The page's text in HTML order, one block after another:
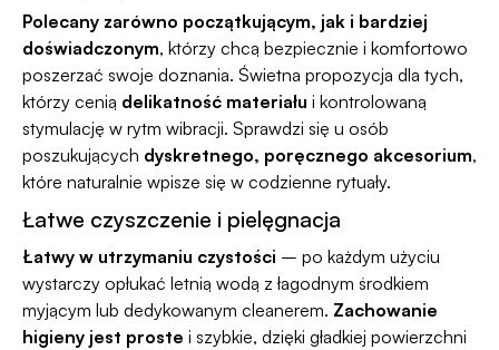
Polecany zarówno początkującym, jak i bardziej
doświadczonym, którzy chcą bezpiecznie i komfortowo
poszerzać swoje doznania. Świetna propozycja dla tych,
którzy cenią delikatność materiału i kontrolowaną
stymulację w rytm wibracji. Sprawdzi się u osób
poszukujących dyskretnego, poręcznego akcesorium,
które naturalnie wpisze się w codzienne rytuały.
Łatwe czyszczenie i pielęgnacja
Łatwy w utrzymaniu czystości – po każdym użyciu
wystarczy opłukać letnią wodą z łagodnym środkiem
myjącym lub dedykowanym cleanerem. Zachowanie
higieny jest proste i szybkie, dzięki gładkiej powierzchni